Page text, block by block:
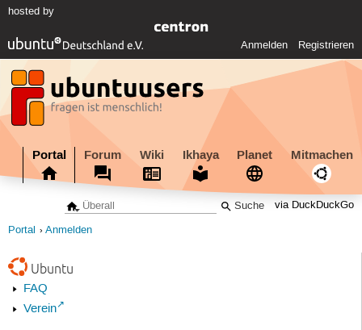
hosted by
Anmelden Registrieren
Portal Forum Wiki Ikhaya Planet Mitmachen
via DuckDuckGo
Portal Anmelden
Ubuntu
FAQ
Verein